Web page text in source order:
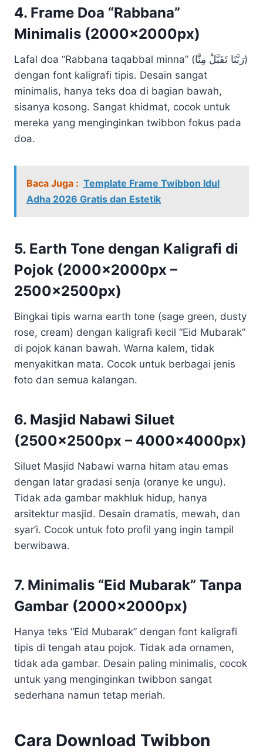
4. Frame Doa “Rabbana”
Minimalis (2000x2000px)
Lafal doa “Rabbana taqabbal minna” (رَبَّنَا تَقَبَّلْ مِنَّا)
dengan font kaligrafi tipis. Desain sangat
minimalis, hanya teks doa di bagian bawah,
sisanya kosong. Sangat khidmat, cocok untuk
mereka yang menginginkan twibbon fokus pada
doa.
Baca Juga : Template Frame Twibbon Idul
Adha 2026 Gratis dan Estetik
5. Earth Tone dengan Kaligrafi di
Pojok (2000x2000px –
2500x2500px)
Bingkai tipis warna earth tone (sage green, dusty
rose, cream) dengan kaligrafi kecil “Eid Mubarak”
di pojok kanan bawah. Warna kalem, tidak
menyakitkan mata. Cocok untuk berbagai jenis
foto dan semua kalangan.
6. Masjid Nabawi Siluet
(2500x2500px – 4000x4000px)
Siluet Masjid Nabawi warna hitam atau emas
dengan latar gradasi senja (oranye ke ungu).
Tidak ada gambar makhluk hidup, hanya
arsitektur masjid. Desain dramatis, mewah, dan
syar’i. Cocok untuk foto profil yang ingin tampil
berwibawa.
7. Minimalis “Eid Mubarak” Tanpa
Gambar (2000x2000px)
Hanya teks “Eid Mubarak” dengan font kaligrafi
tipis di tengah atau pojok. Tidak ada ornamen,
tidak ada gambar. Desain paling minimalis, cocok
untuk yang menginginkan twibbon sangat
sederhana namun tetap meriah.
Cara Download Twibbon